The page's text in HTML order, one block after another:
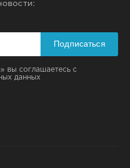
Подписаться
вы соглашаетесь с
данных